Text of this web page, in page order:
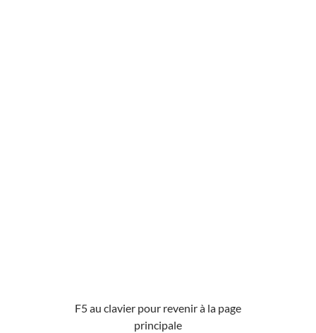
F5 au clavier pour revenir à la page
principale